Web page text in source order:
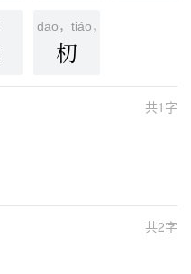
dāo，tiáo，mù
朷
共1字
共2字